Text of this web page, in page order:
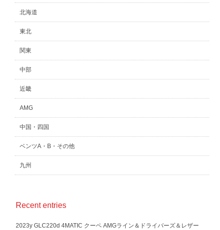
北海道
東北
関東
中部
近畿
AMG
中国・四国
ベンツA・B・その他
九州
Recent entries
2023y GLC220d 4MATIC クーペ AMGライン＆ドライバーズ＆レザー